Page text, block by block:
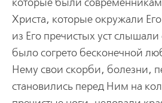
которые были
Христа, которые окружали
из Его пречистых уст слышали
было согрето бесконечной
Нему свои скорби, болезни,
становились перед Ним на